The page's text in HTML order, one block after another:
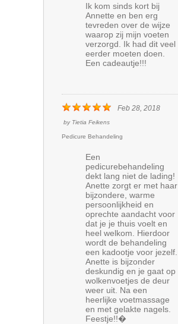
Ik kom sinds kort bij
Annette en ben erg
tevreden over de wijze
waarop zij mijn voeten
verzorgd. Ik had dit veel
eerder moeten doen.
Een cadeautje!!!
Feb 28, 2018
by Tietia Feikens
Pedicure Behandeling
Een
pedicurebehandeling
dekt lang niet de lading!
Anette zorgt er met haar
bijzondere, warme
persoonlijkheid en
oprechte aandacht voor
dat je je thuis voelt en
heel welkom. Hierdoor
wordt de behandeling
een kadootje voor jezelf.
Anette is bijzonder
deskundig en je gaat op
wolkenvoetjes de deur
weer uit. Na een
heerlijke voetmassage
en met gelakte nagels.
Feestje!!�